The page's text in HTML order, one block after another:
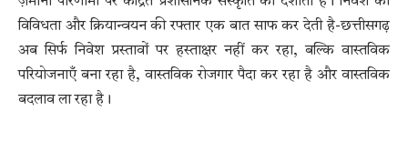
विविधता और क्रियान्वयन की रफ्तार एक बात साफ कर देती है-छत्तीसगढ़
अब सिर्फ निवेश प्रस्तावों पर हस्ताक्षर नहीं कर रहा, बल्कि वास्तविक
परियोजनाएँ बना रहा है, वास्तविक रोजगार पैदा कर रहा है और वास्तविक
बदलाव ला रहा है।